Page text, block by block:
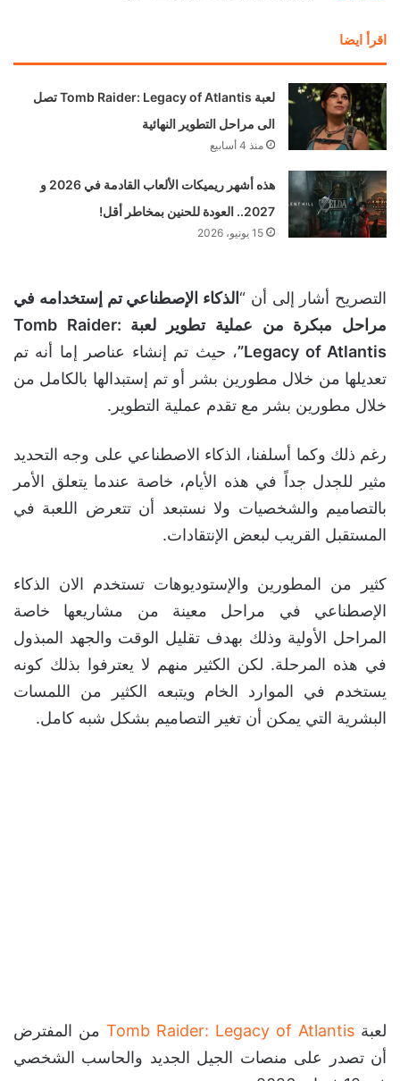
اقرأ ايضا
لعبة Tomb Raider: Legacy of Atlantis تصل
الى مراحل التطوير النهائية
منذ 4 أسابيع
هذه أشهر ريميكات الألعاب القادمة في 2026 و
2027.. العودة للحنين بمخاطر أقل!
15 يونيو، 2026
التصريح أشار إلى أن “ الذكاء الإصطناعي تم إستخدامه في
مراحل مبكرة من عملية تطوير لعبة Tomb Raider:
Legacy of Atlantis” ، حيث تم إنشاء عناصر إما أنه تم
تعديلها من خلال مطورين بشر أو تم إستبدالها بالكامل من
خلال مطورين بشر مع تقدم عملية التطوير.
رغم ذلك وكما أسلفنا، الذكاء الاصطناعي على وجه التحديد
مثير للجدل جداً في هذه الأيام، خاصة عندما يتعلق الأمر
بالتصاميم والشخصيات ولا نستبعد أن تتعرض اللعبة في
المستقبل القريب لبعض الإنتقادات.
كثير من المطورين والإستوديوهات تستخدم الان الذكاء
الإصطناعي في مراحل معينة من مشاريعها خاصة
المراحل الأولية وذلك بهدف تقليل الوقت والجهد المبذول
في هذه المرحلة. لكن الكثير منهم لا يعترفوا بذلك كونه
يستخدم في الموارد الخام ويتبعه الكثير من اللمسات
البشرية التي يمكن أن تغير التصاميم بشكل شبه كامل.
لعبة Tomb Raider: Legacy of Atlantis من المفترض
أن تصدر على منصات الجيل الجديد والحاسب الشخصي